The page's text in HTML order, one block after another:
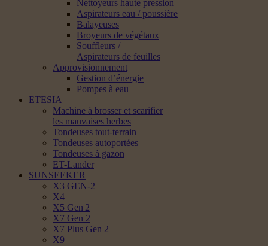
Nettoyeurs haute pression
Aspirateurs eau / poussière
Balayeuses
Broyeurs de végétaux
Souffleurs /
Aspirateurs de feuilles
Approvisionnement
Gestion d’énergie
Pompes à eau
ETESIA
Machine à brosser et scarifier
les mauvaises herbes
Tondeuses tout-terrain
Tondeuses autoportées
Tondeuses à gazon
ET-Lander
SUNSEEKER
X3 GEN-2
X4
X5 Gen 2
X7 Gen 2
X7 Plus Gen 2
X9